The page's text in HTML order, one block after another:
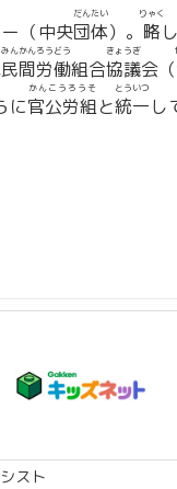
（中央団体
だんたい
）。 略
りゃく
民間労働
みんかんろうどう
組合協議
きょうぎ
会（
に官公労組
かんこうろうそ
と統一
とういつ
し
スト